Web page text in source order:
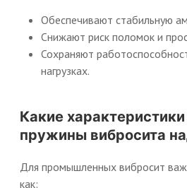
Обеспечивают стабильную
Снижают риск поломок и
Сохраняют
нагрузках.
Какие
пружины вибросита
Для промышленных вибросит
как: